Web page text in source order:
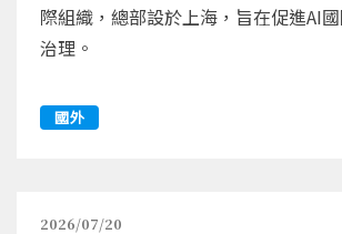
際組織，總部設於上海，旨在促進AI
治理。
國外
2026/07/20